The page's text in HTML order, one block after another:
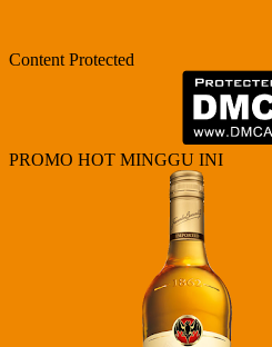
Content Protected
PROMO HOT MINGGU INI